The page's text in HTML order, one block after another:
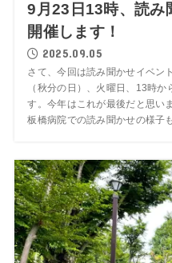
9月23日13時、読み
開催します！
2025.09.05
さて、今回は読み聞かせイベン
（秋分の日）、火曜日、13時
す。今年はこれが最後だと思い
板橋病院での読み聞かせの様子も